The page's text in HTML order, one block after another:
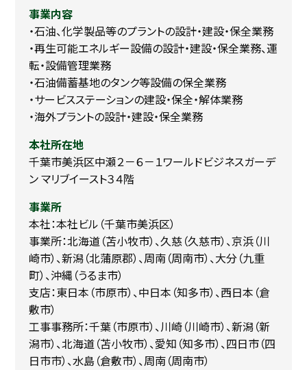
事業内容
・石油、化学製品等のプラントの設計・建設・保全業務
・再生可能エネルギー設備の設計・建設・保全業務、運
転・設備管理業務
・石油備蓄基地のタンク等設備の保全業務
・サービスステーションの建設・保全・解体業務
・海外プラントの設計・建設・保全業務
本社所在地
千葉市美浜区中瀬２－６－１ワールドビジネスガーデ
ン マリブイースト３４階
事業所
本社：本社ビル（千葉市美浜区）
事業所：北海道（苫小牧市）、久慈（久慈市）、京浜（川
崎市）、新潟（北蒲原郡）、周南（周南市）、大分（九重
町）、沖縄（うるま市）
支店：東日本（市原市）、中日本（知多市）、西日本（倉
敷市）
工事事務所：千葉（市原市）、川崎（川崎市）、新潟（新
潟市）、北海道（苫小牧市）、愛知（知多市）、四日市（四
日市市）、水島（倉敷市）、周南（周南市）